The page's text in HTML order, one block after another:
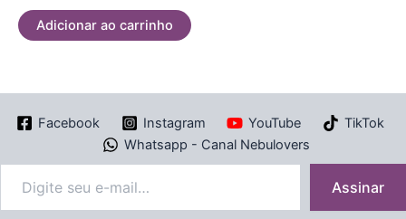
de
5
Adicionar ao carrinho
Facebook Instagram YouTube
TikTok
Whatsapp - Canal Nebulovers
Assinar